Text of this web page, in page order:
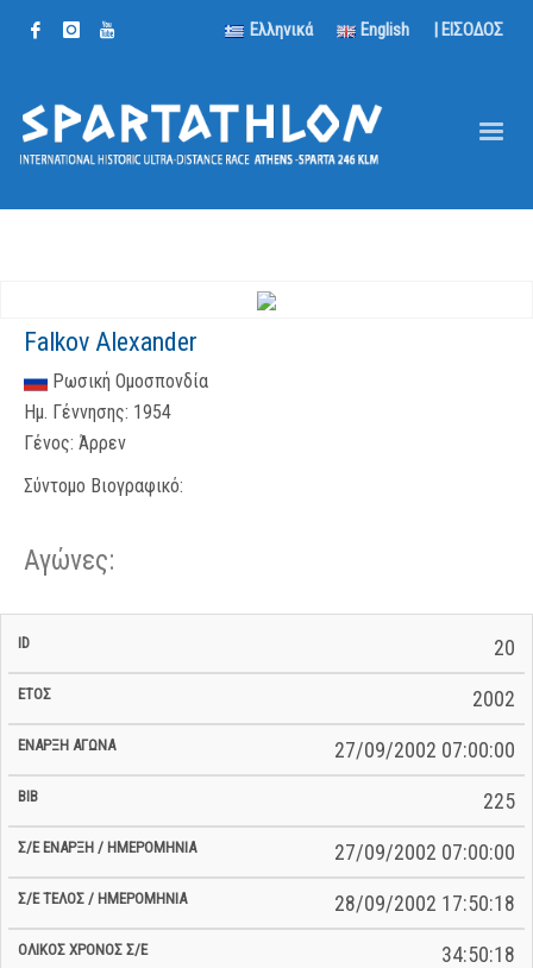
Ελληνικά English | ΕΙΣΟΔΟΣ
Falkov Alexander
Ρωσική Ομοσπονδία
Ημ. Γέννησης: 1954
Γένος: Άρρεν
Σύντομο Βιογραφικό:
Αγώνες:
Αγώνα
Ημερομηνία
20
2002
27/09/2002 07:00:00
225
27/09/2002 07:00:00
28/09/2002 17:50:18
34:50:18